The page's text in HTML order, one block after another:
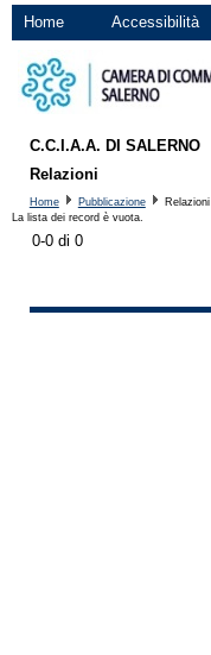
Home Accessibilità
C.C.I.A.A. DI SALERNO
Relazioni
Home Pubblicazione
Relazioni
La lista dei record è vuota.
0-0 di 0